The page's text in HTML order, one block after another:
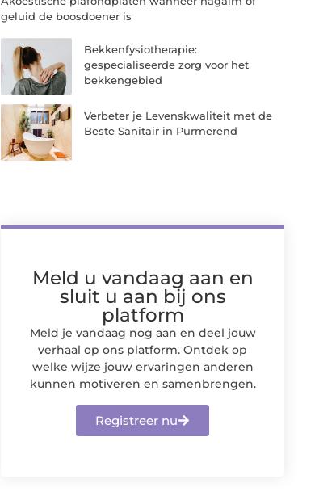
geluid de boosdoener is
Bekkenfysiotherapie:
gespecialiseerde zorg voor het
bekkengebied
Verbeter je Levenskwaliteit met de
Beste Sanitair in Purmerend
Meld u vandaag aan en
sluit u aan bij ons
platform
Meld je vandaag nog aan en deel jouw
verhaal op ons platform. Ontdek op
welke wijze jouw ervaringen anderen
kunnen motiveren en samenbrengen.
Registreer nu